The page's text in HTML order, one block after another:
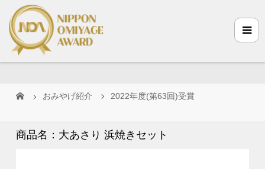
おみやげ紹介 2022年度(第63回)受賞
商品名：大あさり 浜焼きセット